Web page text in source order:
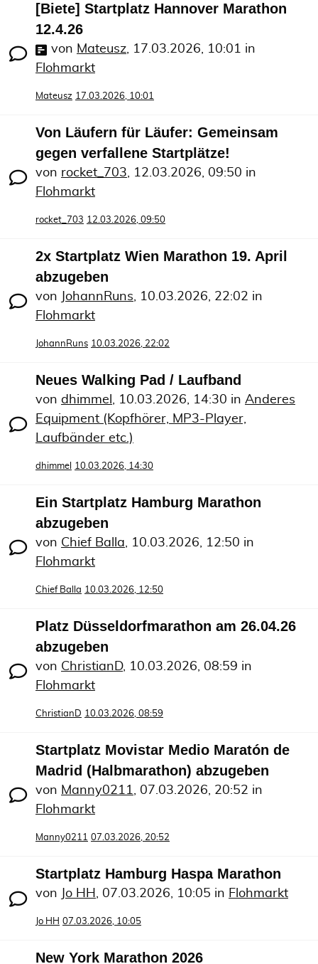
[Biete] Startplatz Hannover Marathon
12.4.26
von Mateusz, 17.03.2026, 10:01 in
Flohmarkt
Mateusz 17.03.2026, 10:01
Von Läufern für Läufer: Gemeinsam
gegen verfallene Startplätze!
von rocket_703, 12.03.2026, 09:50 in
Flohmarkt
rocket_703 12.03.2026, 09:50
2x Startplatz Wien Marathon 19. April
abzugeben
von JohannRuns, 10.03.2026, 22:02 in
Flohmarkt
JohannRuns 10.03.2026, 22:02
Neues Walking Pad / Laufband
von dhimmel , 10.03.2026, 14:30 in Anderes
Equipment (Kopfhörer, MP3-Player,
Laufbänder etc.)
dhimmel 10.03.2026, 14:30
Ein Startplatz Hamburg Marathon
abzugeben
von Chief Balla, 10.03.2026, 12:50 in
Flohmarkt
Chief Balla 10.03.2026, 12:50
Platz Düsseldorfmarathon am 26.04.26
abzugeben
von ChristianD, 10.03.2026, 08:59 in
Flohmarkt
ChristianD 10.03.2026, 08:59
Startplatz Movistar Medio Maratón de
Madrid (Halbmarathon) abzugeben
von Manny0211, 07.03.2026, 20:52 in
Flohmarkt
Manny0211 07.03.2026, 20:52
Startplatz Hamburg Haspa Marathon
von Jo HH , 07.03.2026, 10:05 in Flohmarkt
Jo HH 07.03.2026, 10:05
New York Marathon 2026